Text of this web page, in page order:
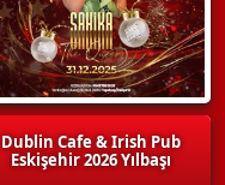
Dublin Cafe & Irish Pub
Eskişehir 2026 Yılbaşı